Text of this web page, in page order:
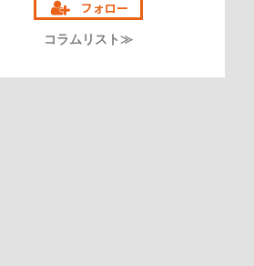
コラムリスト≫